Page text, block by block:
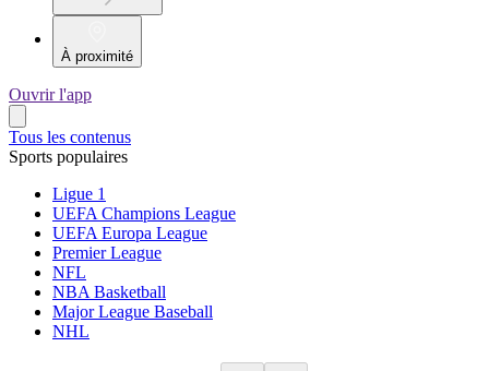
À proximité
Ouvrir l'app
Tous les contenus
Sports populaires
Ligue 1
UEFA Champions League
UEFA Europa League
Premier League
NFL
NBA Basketball
Major League Baseball
NHL